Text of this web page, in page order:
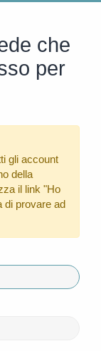
che
per
gli account
della
il link "Ho
di provare ad